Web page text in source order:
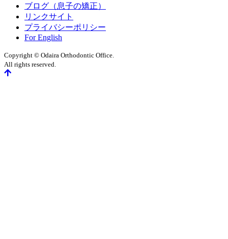
ブログ（息子の矯正）
リンクサイト
プライバシーポリシー
For English
Copyright © Odaira Orthodontic Office.
All rights reserved.